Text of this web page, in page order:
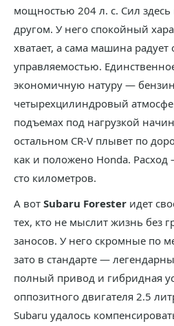
мощностью 204 л. с. Сил
другом. У него спокойный
хватает, а сама машина радует
управляемостью.
экономичную натуру —
четырехцилиндровый
подъемах под нагрузкой
остальном CR-V плывет по
как и положено Honda.
сто километров.
А вот Subaru Forester идет
тех, кто не мыслит жизнь без
заносов. У него скромные по
зато в стандарте —
полный привод и гибридная
оппозитного двигателя 2.5
Subaru удалось